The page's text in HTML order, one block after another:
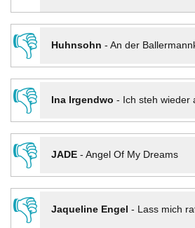
👎
Huhnsohn - An der
👎
Ina Irgendwo - Ich steh wieder
👎
JADE- Angel Of My Dreams
👎
Jaqueline Engel - Lass mich